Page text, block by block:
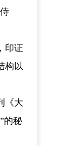
印证
构以
《大
的秘